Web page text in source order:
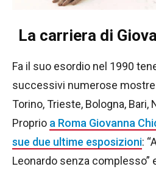
La carriera di
Fa il suo esordio nel 1990
successivi numerose mostre
Torino, Trieste, Bologna, Bari,
Proprio a Roma Giovanna
sue due ultime esposizioni:
Leonardo senza complesso”